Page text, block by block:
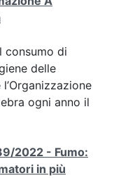
consumo di
delle
ogni anno il
2022 - Fumo:
in più